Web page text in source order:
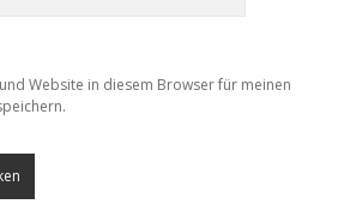
Website in diesem Browser für meinen